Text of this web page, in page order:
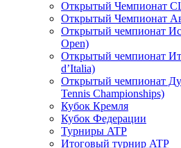
Открытый Чемпионат
Открытый Чемпионат
Открытый чемпионат
Open)
Открытый чемпионат
d’Italia)
Открытый чемпионат
Tennis Championships)
Кубок Кремля
Кубок Федерации
Турниры ATP
Итоговый турнир ATP